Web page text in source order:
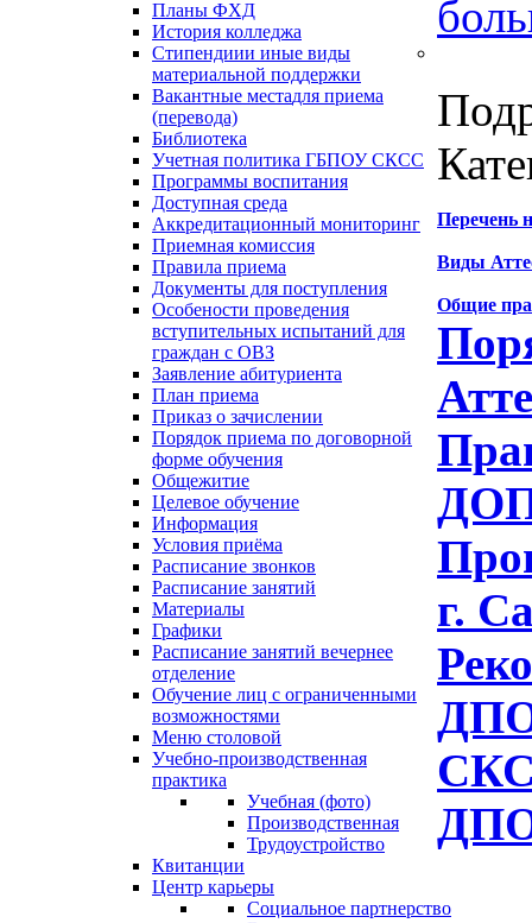
Планы ФХД
История колледжа
Стипендиии иные виды
материальной поддержки
Вакантные местадля приема
(перевода)
Библиотека
Учетная политика ГБПОУ СКСС
Программы воспитания
Доступная среда
Аккредитационный мониторинг
Приемная комиссия
Правила приема
Документы для поступления
Особености проведения
вступительных испытаний для
граждан с ОВЗ
Заявление абитуриента
План приема
Приказ о зачислении
Порядок приема по договорной
форме обучения
Общежитие
Целевое обучение
Информация
Условия приёма
Расписание звонков
Расписание занятий
Материалы
Графики
Расписание занятий вечернее
отделение
Обучение лиц с ограниченными
возможностями
Меню столовой
Учебно-производственная
практика
Учебная (фото)
Производственная
Трудоустройство
Квитанции
Центр карьеры
Социальное партнерство
Перечень
Виды
Общие
г.
ДПО
ДПО